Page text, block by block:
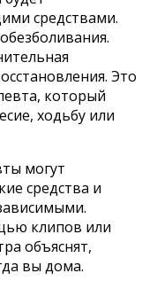
средствами.
Это
который
ходьбу или
могут
средства и
клипов или
объяснят,
вы дома.